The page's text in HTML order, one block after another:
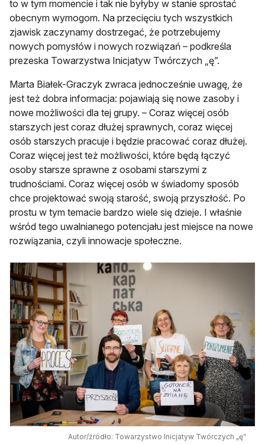
to w tym momencie i tak nie byłyby w stanie sprostać
obecnym wymogom. Na przecięciu tych wszystkich
zjawisk zaczynamy dostrzegać, że potrzebujemy
nowych pomysłów i nowych rozwiązań – podkreśla
prezeska Towarzystwa Inicjatyw Twórczych „ę”.
Marta Białek-Graczyk zwraca jednocześnie uwagę, że
jest też dobra informacja: pojawiają się nowe zasoby i
nowe możliwości dla tej grupy. – Coraz więcej osób
starszych jest coraz dłużej sprawnych, coraz więcej
osób starszych pracuje i będzie pracować coraz dłużej.
Coraz więcej jest też możliwości, które będą łączyć
osoby starsze sprawne z osobami starszymi z
trudnościami. Coraz więcej osób w świadomy sposób
chce projektować swoją starość, swoją przyszłość. Po
prostu w tym temacie bardzo wiele się dzieje. I właśnie
wśród tego uwalnianego potencjału jest miejsce na nowe
rozwiązania, czyli innowacje społeczne.
Autor/źródło: Towarzystwo Inicjatyw Twórczych „ę”